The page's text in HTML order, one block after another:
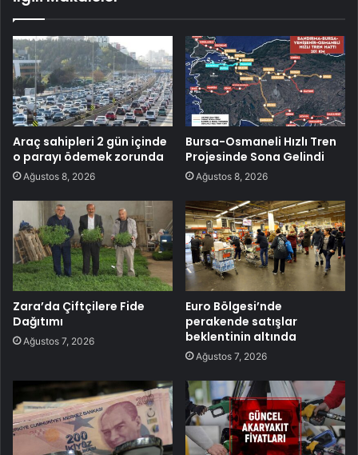
Araç sahipleri 2 gün içinde
o parayı ödemek zorunda
Ağustos 8, 2026
Bursa-Osmaneli Hızlı Tren
Projesinde Sona Gelindi
Ağustos 8, 2026
Zara’da Çiftçilere Fide
Dağıtımı
Ağustos 7, 2026
Euro Bölgesi’nde
perakende satışlar
beklentinin altında
Ağustos 7, 2026